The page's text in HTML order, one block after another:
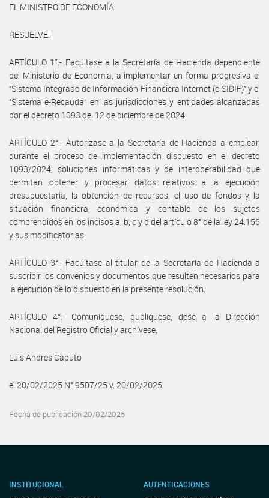
EL MINISTRO DE ECONOMÍA
RESUELVE:
ARTÍCULO 1°.- Facúltase a la Secretaría de Hacienda dependiente
del Ministerio de Economía, a implementar en forma progresiva el
“Sistema Integrado de Información Financiera Internet (e-SIDIF)” y el
“Sistema e-Recauda” en las jurisdicciones y entidades alcanzadas
por el decreto 1093 del 12 de diciembre de 2024.
ARTÍCULO 2°.- Autorízase a la Secretaría de Hacienda a emplear,
durante el proceso de implementación dispuesto en el decreto
1093/2024, soluciones informáticas y de interoperabilidad que
permitan obtener y procesar datos relativos a la ejecución
presupuestaria, la obtención de recursos, el uso de fondos y la
situación financiera, económica y contable de los sujetos
comprendidos en los incisos a, b, c y d del artículo 8° de la ley 24.156
y sus modificatorias.
ARTÍCULO 3°.- Facúltase al titular de la Secretaría de Hacienda a
suscribir los convenios y documentos que resulten necesarios para
la ejecución de lo dispuesto en la presente resolución.
ARTÍCULO 4°.- Comuníquese, publíquese, dese a la Dirección
Nacional del Registro Oficial y archívese.
Luis Andres Caputo
e. 20/02/2025 N° 9507/25 v. 20/02/2025
Fecha de publicación 20/02/2025
INSTITUCIONAL AUTENTICACIONES